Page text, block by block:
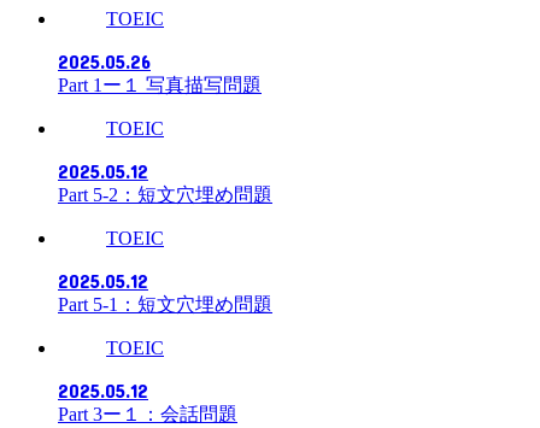
TOEIC
2025.05.26
Part 1ー１ 写真描写問題
TOEIC
2025.05.12
Part 5-2：短文穴埋め問題
TOEIC
2025.05.12
Part 5-1：短文穴埋め問題
TOEIC
2025.05.12
Part 3ー１：会話問題